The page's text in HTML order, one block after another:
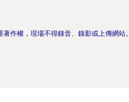
作權，現場不得錄音、錄影或上傳網站。